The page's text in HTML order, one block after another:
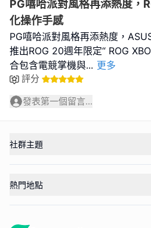
PG嘻哈派對風格再添熱度，
化操作手感
PG嘻哈派對風格再添熱度，
推出ROG 20週年限定“ ROG
合包含電競掌機與... 更多
評分
發表第一個留言...
社群主題
熱門地點